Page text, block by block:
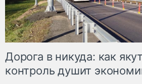
Дорога в никуда: как
контроль душит